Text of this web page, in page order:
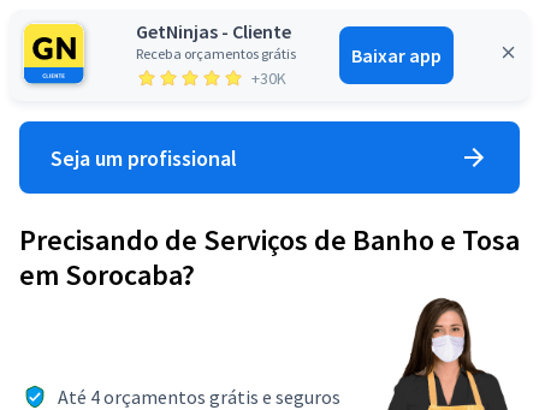
GetNinjas - Cliente
Receba orçamentos grátis
+30K
Baixar app
Entrar
Seja um profissional
Precisando de Serviços de Banho e Tosa
em Sorocaba?
Até 4 orçamentos grátis e seguros